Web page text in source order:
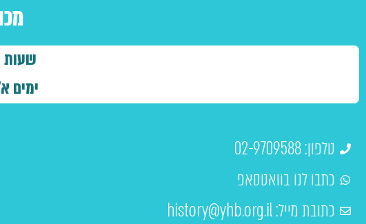
שעות
ימים א'-ה'
טלפון: 02-9709588
כתבו לנו בוואטסאפ
כתובת מייל:history@yhb.org.il